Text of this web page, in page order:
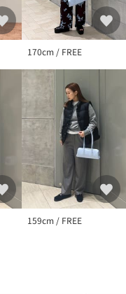
170cm / FREE
159cm / FREE